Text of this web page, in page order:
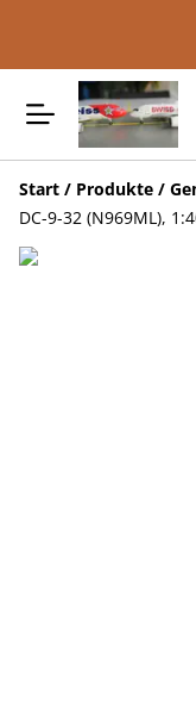
Start / Produkte /
DC-9-32 (N969ML),